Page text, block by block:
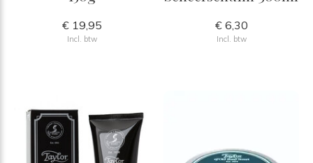
€ 19,95
Incl. btw
€ 6,30
Incl. btw